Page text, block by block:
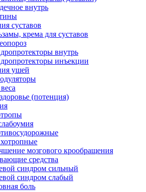
внутрь
суставов
крема для суставов
внутрь
инъекции
ушей
(потенция)
мозгового крообращения
средства
синдром сильный
синдром слабый
боль